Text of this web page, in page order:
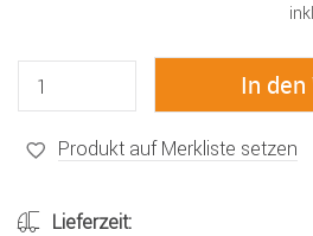
Produkt auf Merkliste setzen
Lieferzeit: